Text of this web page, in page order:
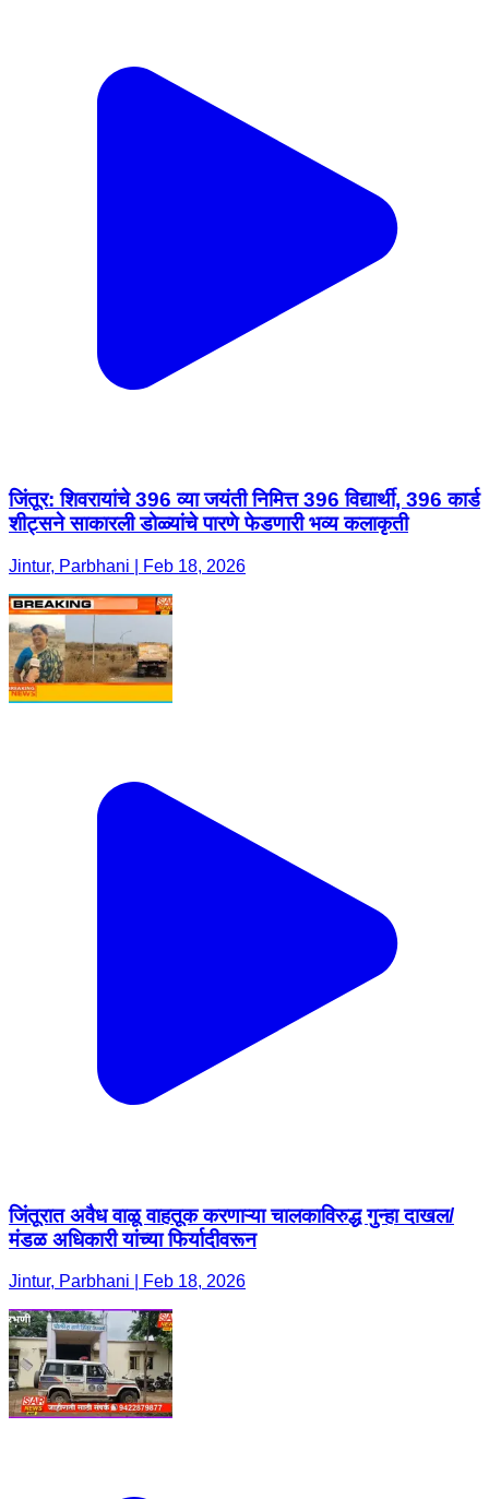
जिंतूर: शिवरायांचे 396 व्या जयंती निमित्त 396 विद्यार्थी, 396 कार्ड
शीट्सने साकारली डोळ्यांचे पारणे फेडणारी भव्य कलाकृती
Jintur, Parbhani | Feb 18, 2026
जिंतूरात अवैध वाळू वाहतूक करणाऱ्या चालकाविरुद्ध गुन्हा दाखल/
मंडळ अधिकारी यांच्या फिर्यादीवरून
Jintur, Parbhani | Feb 18, 2026